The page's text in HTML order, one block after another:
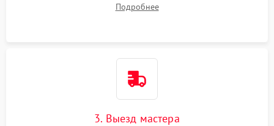
Подробнее
3. Выезд мастера